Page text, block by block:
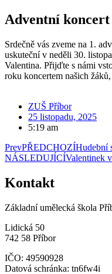
Adventní
Srdečně vás zveme na 1.
uskuteční v neděli 30.
Valentina. Přijďte s námi
roku koncertem našich
ZUŠ Příbor
25 listopadu, 2025
5:19 am
PrevPŘEDCHOZÍHudební
NÁSLEDUJÍCÍValentinek
Kontakt
Základní umělecká škola
Lidická 50
742 58 Příbor
IČO: 49590928
Datová schránka: tn6fw4i